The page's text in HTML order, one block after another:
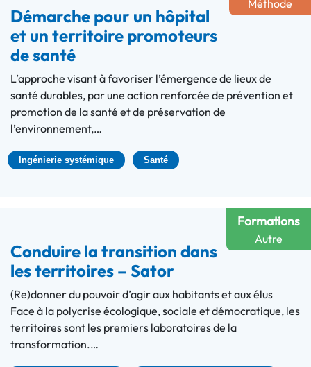
Méthode
Démarche pour un hôpital
et un territoire promoteurs
de santé
L’approche visant à favoriser l’émergence de lieux de
santé durables, par une action renforcée de prévention et
promotion de la santé et de préservation de
l’environnement,…
Ingénierie systémique Santé
Formations
Autre
Conduire la transition dans
les territoires – Sator
(Re)donner du pouvoir d’agir aux habitants et aux élus
Face à la polycrise écologique, sociale et démocratique, les
territoires sont les premiers laboratoires de la
transformation.…